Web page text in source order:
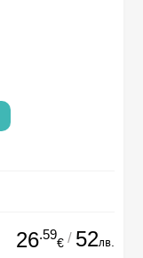
26.59
€ / 52лв.